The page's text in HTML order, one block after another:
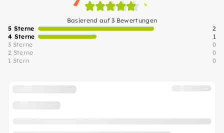
Basierend auf 3 Bewertungen
5 Sterne
2
4 Sterne
1
3 Sterne
0
2 Sterne
0
1 Stern
0